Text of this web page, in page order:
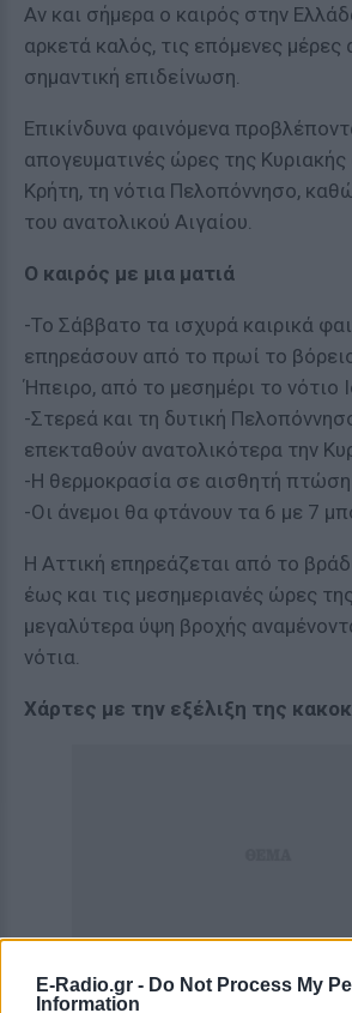
E-Radio.gr - Do Not Process My
Information
Αν και σήμερα ο καιρός στην
αρκετά καλός, τις επόμενες μέρες
σημαντική επιδείνωση.
Επικίνδυνα φαινόμενα
απογευματινές ώρες της Κυριακής
Κρήτη, τη νότια Πελοπόννησο,
του ανατολικού Αιγαίου.
Ο καιρός με μια ματιά
-Το Σάββατο τα ισχυρά καιρικά
επηρεάσουν από το πρωί το βόρειο
Ήπειρο, από το μεσημέρι το νότιο
-Στερεά και τη δυτική
επεκταθούν ανατολικότερα την
-Η θερμοκρασία σε αισθητή
-Οι άνεμοι θα φτάνουν τα 6 με 7
Η Αττική επηρεάζεται από το
έως και τις μεσημεριανές ώρες
μεγαλύτερα ύψη βροχής
νότια.
Χάρτες με την εξέλιξη της